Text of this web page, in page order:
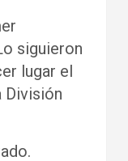
siguieron
lugar el
División